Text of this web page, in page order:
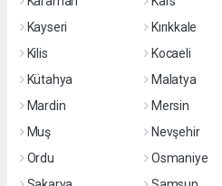
Kayseri
Kırıkkale
Kilis
Kocaeli
Kütahya
Malatya
Mardin
Mersin
Muş
Nevşehir
Ordu
Osmaniye